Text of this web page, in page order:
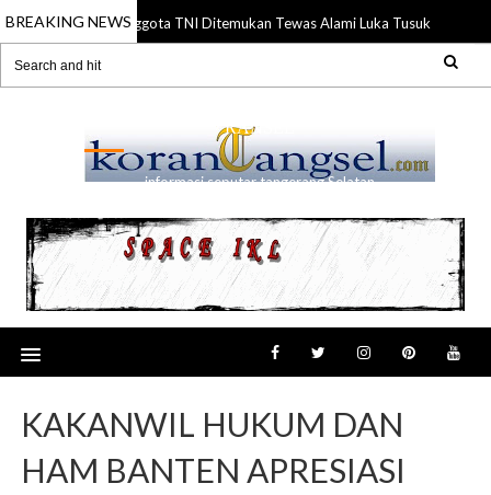
BREAKING NEWS
21 Jul 2026 Anggota TNI Ditemukan Tewas Alami Luka Tusuk di Gading
RANSEL
informasi seputar tangerang Selatan
KAKANWIL HUKUM DAN
HAM BANTEN APRESIASI